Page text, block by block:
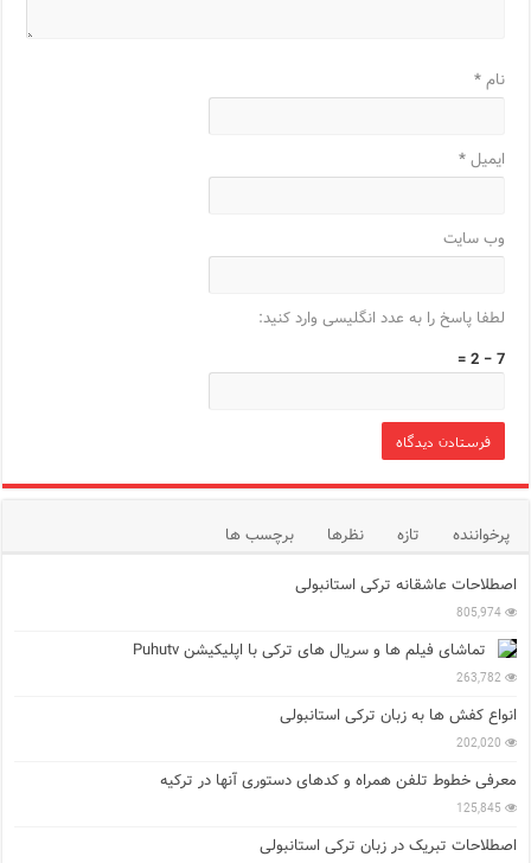
نام*
ایمیل*
وب‌ سایت
لطفا پاسخ را به عدد انگلیسی وارد کنید:
7 − 2 =
پرخواننده تازه نظرها
برچسب ها
اصطلاحات عاشقانه ترکی استانبولی
805,974
تماشای فیلم ها و سریال های ترکی با اپلیکیشن Puhutv
263,782
انواع کفش ها به زبان ترکی استانبولی
202,020
معرفی خطوط تلفن همراه و کدهای دستوری آنها در ترکیه
125,845
اصطلاحات تبریک در زبان ترکی استانبولی